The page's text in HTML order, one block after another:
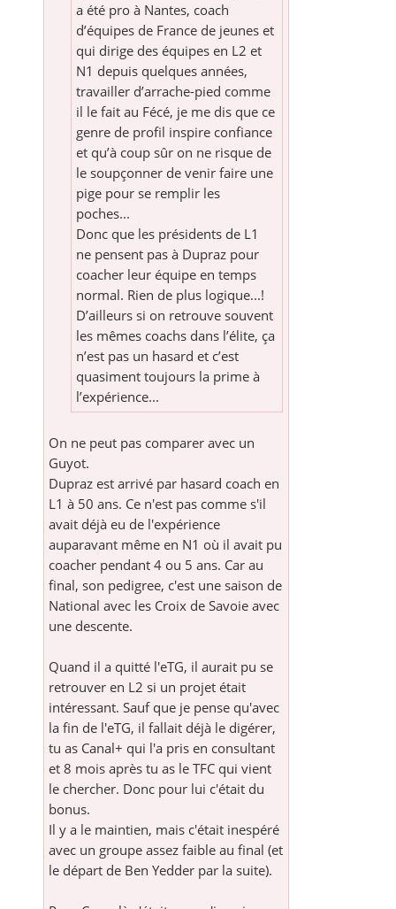
a été pro à Nantes, coach
d’équipes de France de jeunes et
qui dirige des équipes en L2 et
N1 depuis quelques années,
travailler d’arrache-pied comme
il le fait au Fécé, je me dis que ce
genre de profil inspire confiance
et qu’à coup sûr on ne risque de
le soupçonner de venir faire une
pige pour se remplir les
poches...
Donc que les présidents de L1
ne pensent pas à Dupraz pour
coacher leur équipe en temps
normal. Rien de plus logique...!
D’ailleurs si on retrouve souvent
les mêmes coachs dans l’élite, ça
n’est pas un hasard et c’est
quasiment toujours la prime à
l’expérience...
On ne peut pas comparer avec un
Guyot.
Dupraz est arrivé par hasard coach en
L1 à 50 ans. Ce n'est pas comme s'il
avait déjà eu de l'expérience
auparavant même en N1 où il avait pu
coacher pendant 4 ou 5 ans. Car au
final, son pedigree, c'est une saison de
National avec les Croix de Savoie avec
une descente.
Quand il a quitté l'eTG, il aurait pu se
retrouver en L2 si un projet était
intéressant. Sauf que je pense qu'avec
la fin de l'eTG, il fallait déjà le digérer,
tu as Canal+ qui l'a pris en consultant
et 8 mois après tu as le TFC qui vient
le chercher. Donc pour lui c'était du
bonus.
Il y a le maintien, mais c'était inespéré
avec un groupe assez faible au final (et
le départ de Ben Yedder par la suite).